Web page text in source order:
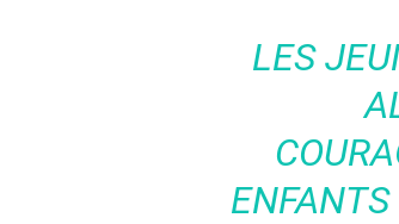
LES